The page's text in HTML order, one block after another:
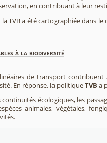
en contribuant à leur
TVB a été cartographiée dans le
à la biodiversité
de transport
En réponse, la politiqueTVB a
écologiques, les
animales, végétales,